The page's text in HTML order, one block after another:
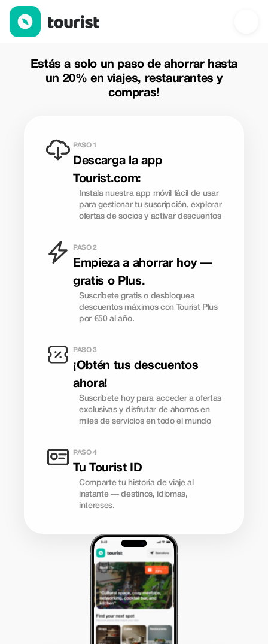
Descargar Tourist App — Ahorra hasta 60% en viajes,
Estás a solo un paso de ahorrar hasta
un 20% en viajes, restaurantes y
compras!
PASO 1
Descarga la app
Tourist.com:
Instala nuestra app móvil fácil de usar
para gestionar tu suscripción, explorar
ofertas de socios y activar descuentos
PASO 2
Empieza a ahorrar hoy —
gratis o Plus.
Suscríbete gratis o desbloquea
descuentos máximos con Tourist Plus
por €50 al año.
PASO 3
¡Obtén tus descuentos
ahora!
Suscríbete hoy para acceder a ofertas
exclusivas y disfrutar de ahorros en
miles de servicios en todo el mundo
PASO 4
Tu Tourist ID
Comparte tu historia de viaje al
instante — destinos, idiomas,
intereses.